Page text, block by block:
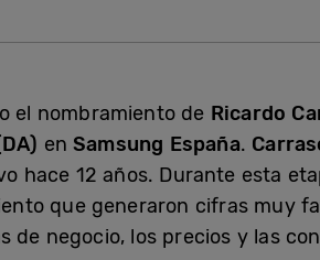
el nombramiento de Ricardo
en Samsung España.
hace 12 años. Durante esta
que generaron cifras muy
de negocio, los precios y las